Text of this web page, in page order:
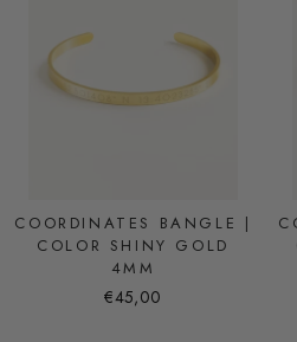
COORDINATES BANGLE |
COLOR SHINY GOLD
4MM
€45,00